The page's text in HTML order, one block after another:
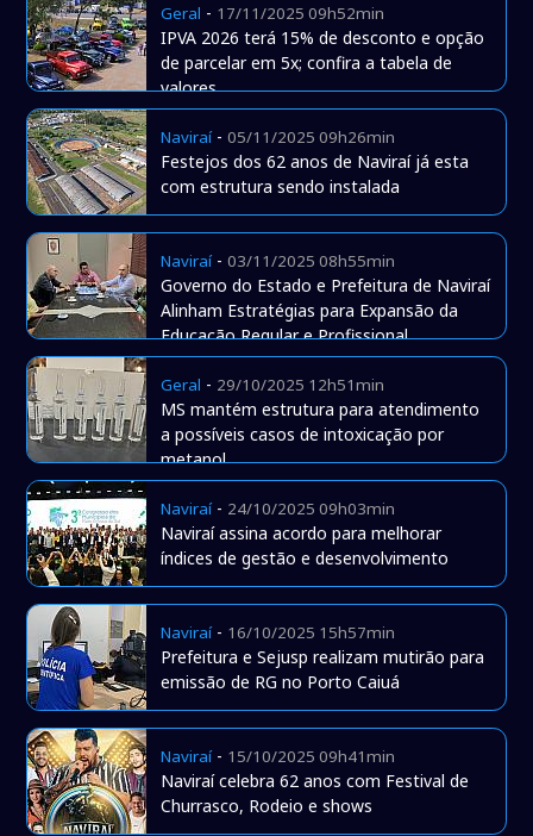
Geral - 17/11/2025 09h52min
IPVA 2026 terá 15% de desconto e opção
de parcelar em 5x; confira a tabela de
valores
Naviraí-05/11/2025 09h26min
Festejos dos 62 anos de Naviraí já esta
com estrutura sendo instalada
Naviraí-03/11/2025 08h55min
Governo do Estado e Prefeitura de Naviraí
Alinham Estratégias para Expansão da
Educação Regular e Profissional
Geral - 29/10/2025 12h51min
MS mantém estrutura para atendimento
a possíveis casos de intoxicação por
metanol
Naviraí- 24/10/2025 09h03min
Naviraí assina acordo para melhorar
índices de gestão e desenvolvimento
Naviraí- 16/10/2025 15h57min
Prefeitura e Sejusp realizam mutirão para
emissão de RG no Porto Caiuá
Naviraí- 15/10/2025 09h41min
Naviraí celebra 62 anos com Festival de
Churrasco, Rodeio e shows